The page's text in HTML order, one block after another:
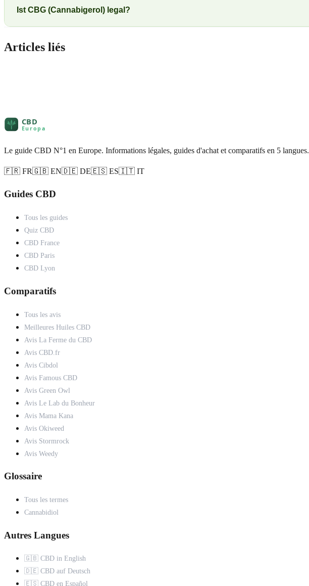
Ist CBG (Cannabigerol) legal?
Articles liés
Le guide CBD N°1 en Europe. Informations légales, guides d'achat et comparatifs en 5 langues.
🇫🇷 FR🇬🇧 EN🇩🇪 DE🇪🇸 ES🇮🇹 IT
Guides CBD
Tous les guides
Quiz CBD
CBD France
CBD Paris
CBD Lyon
Comparatifs
Tous les avis
Meilleures Huiles CBD
Avis La Ferme du CBD
Avis CBD.fr
Avis Cibdol
Avis Famous CBD
Avis Green Owl
Avis Le Lab du Bonheur
Avis Mama Kana
Avis Okiweed
Avis Stormrock
Avis Weedy
Glossaire
Tous les termes
Cannabidiol
Autres Langues
🇬🇧 CBD in English
🇩🇪 CBD auf Deutsch
🇪🇸 CBD en Español